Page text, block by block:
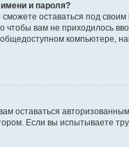
и пароля?
сможете оставаться под
чтобы вам не приходилось
компьютере,
оставаться
Если вы испытываете